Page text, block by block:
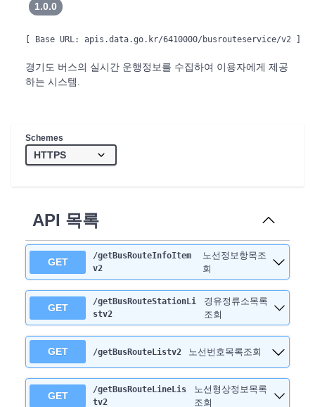
1.0.0
[ Base URL: apis.data.go.kr/6410000/busrouteservice/v2
경기도 버스의 실시간 운행정보를 수집하여 이용자에게 제공
하는 시스템.
Schemes
API 목록
GET
/getBusRouteInfoItem
v2
노선정보항목조
회
GET
/getBusRouteStationLi
stv2
경유정류소목록
조회
GET /getBusRouteListv2 노선번호목록조회
GET
/getBusRouteLineLis
tv2
노선형상정보목록
조회